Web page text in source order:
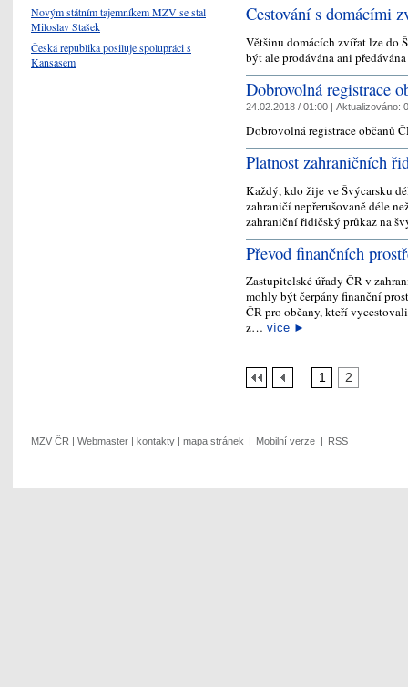
Cestování s domácími
Většinu domácích zvířat lze do
být ale prodávána ani
Dobrovolná registrace
24.02.2018 / 01:00 | Aktualizováno:
Dobrovolná registrace občanů
Platnost zahraničních
Každý, kdo žije ve Švýcarsku
zahraničí nepřerušovaně déle
zahraniční řidičský průkaz na
Převod finančních
Zastupitelské úřady ČR v
mohly být čerpány finanční
ČR pro občany, kteří
z… více ►
1 2
Novým státním tajemníkem MZV se stal
Miloslav Stašek
Česká republika posiluje spolupráci s
Kansasem
MZV ČR | Webmaster | kontakty | mapa stránek | Mobilní verze | RSS